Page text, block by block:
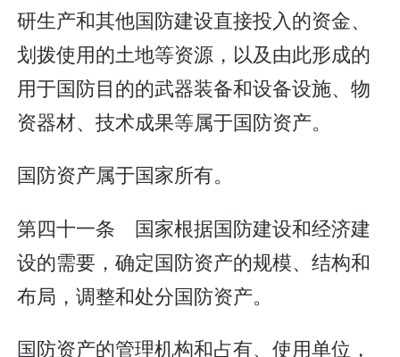
研生产和其他国防建设直接投入的资金、
划拨使用的土地等资源，以及由此形成的
用于国防目的的武器装备和设备设施、物
资器材、技术成果等属于国防资产。
国防资产属于国家所有。
第四十一条 国家根据国防建设和经济建
设的需要，确定国防资产的规模、结构和
布局，调整和处分国防资产。
国防资产的管理机构和占有、使用单位，